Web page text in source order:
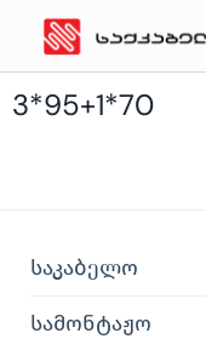
content
3*95+1*70
საკაბელო
სამონტაჟო